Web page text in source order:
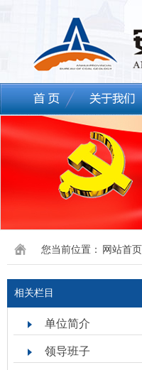
您当前位置： 网站首页
相关栏目
单位简介
领导班子